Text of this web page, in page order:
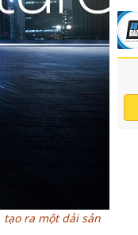
tạo ra một dải sản